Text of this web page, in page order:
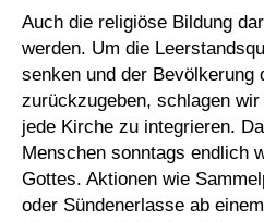
Auch die religiöse Bildung
werden. Um die
senken und der Bevölkerung
zurückzugeben, schlagen
jede Kirche zu integrieren.
Menschen sonntags endlich
Gottes. Aktionen wie
oder Sündenerlasse ab